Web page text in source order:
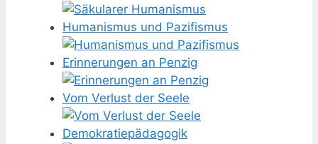
Humanismus und Pazifismus
Erinnerungen an Penzig
Vom Verlust der Seele
Demokratiepädagogik